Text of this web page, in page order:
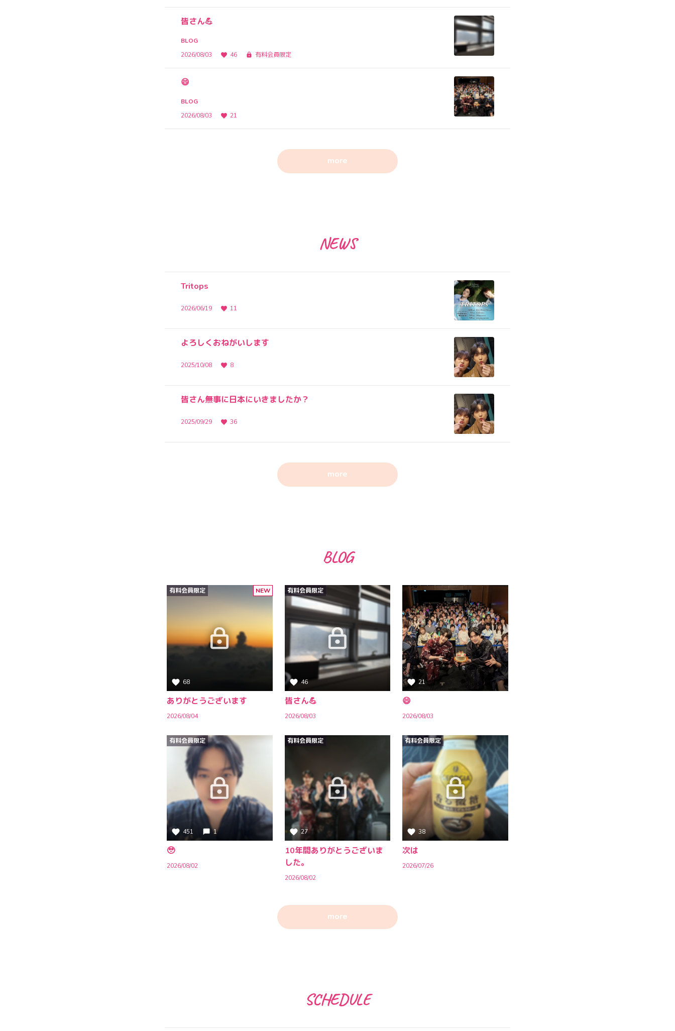
皆さん💪
BLOG
2026/08/03
46 有料会員限定
😄
BLOG
2026/08/03
21
more
NEWS
Tritops
2026/06/19 11
よろしくおねがいします
2025/10/08 8
皆さん無事に日本にいきましたか？
2025/09/29 36
more
BLOG
NEW
有料会員限定
68
ありがとうございます
2026/08/04
有料会員限定
46
皆さん💪
2026/08/03
21
😄
2026/08/03
有料会員限定
451 1
🥹
2026/08/02
有料会員限定
27
10年間ありがとうございま
した。
2026/08/02
有料会員限定
38
次は
2026/07/26
more
SCHEDULE